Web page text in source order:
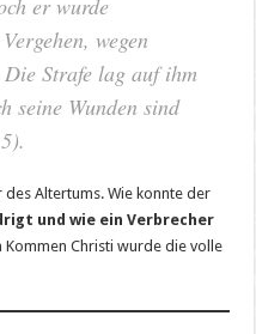
er wurde
wegen
Die Strafe lag auf ihm
seine Wunden sind
Altertums. Wie konnte der
und wie ein Verbrecher
Kommen Christi wurde die volle